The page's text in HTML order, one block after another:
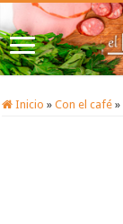
Inicio » Con el café »